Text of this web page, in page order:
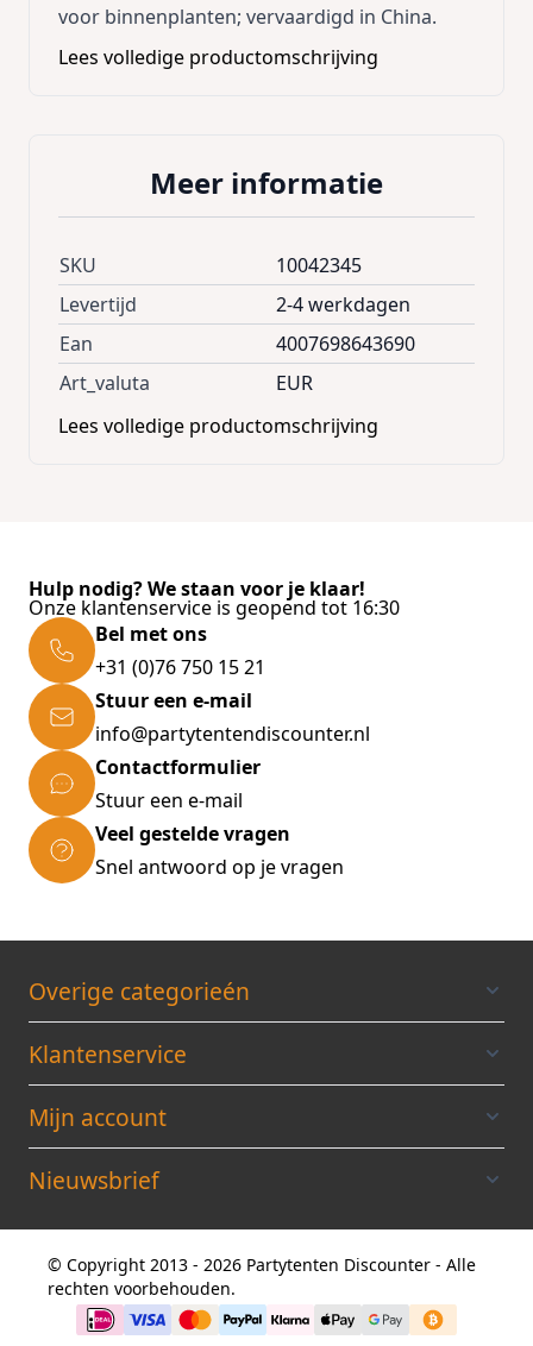
voor binnenplanten; vervaardigd in China.
Lees volledige productomschrijving
Meer informatie
SKU
10042345
Levertijd
2-4 werkdagen
Ean
4007698643690
Art_valuta
EUR
Lees volledige productomschrijving
Hulp nodig? We staan voor je klaar!
Onze klantenservice is geopend tot 16:30
Bel met ons
+31 (0)76 750 15 21
Stuur een e-mail
info@partytentendiscounter.nl
Contactformulier
Stuur een e-mail
Veel gestelde vragen
Snel antwoord op je vragen
Overige categorieén
Klantenservice
Mijn account
Nieuwsbrief
© Copyright 2013 - 2026 Partytenten Discounter - Alle
rechten voorbehouden.